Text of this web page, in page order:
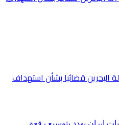
البحرين قضائيا بشأن استهداف